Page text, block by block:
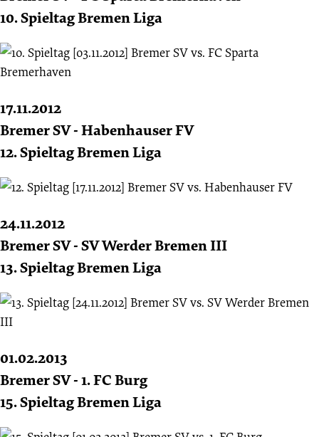
10. Spieltag Bremen Liga
17.11.2012
Bremer SV - Habenhauser FV
12. Spieltag Bremen Liga
24.11.2012
Bremer SV - SV Werder Bremen III
13. Spieltag Bremen Liga
01.02.2013
Bremer SV - 1. FC Burg
15. Spieltag Bremen Liga